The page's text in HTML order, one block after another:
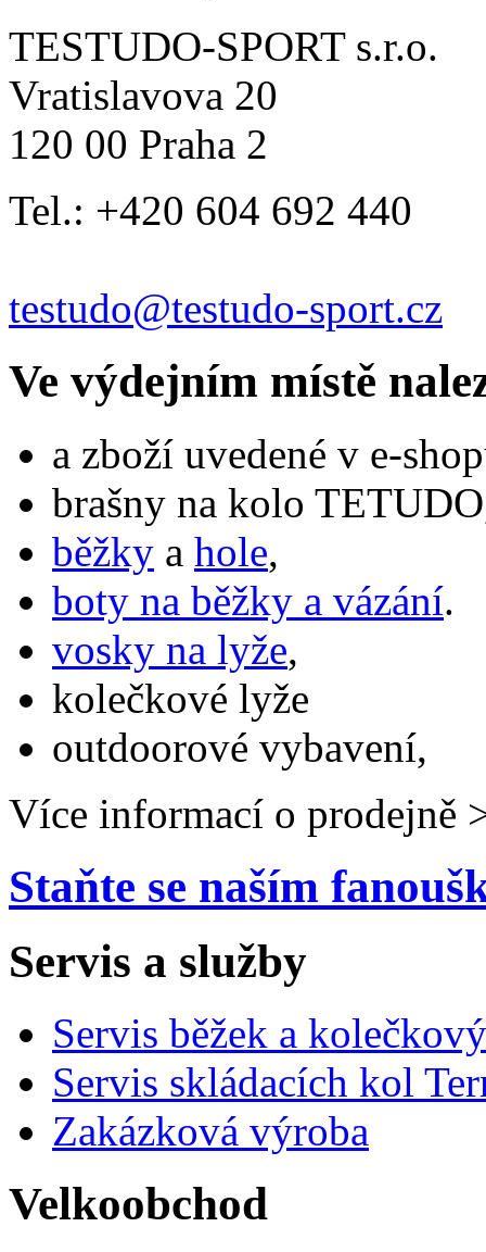
TESTUDO-SPORT s.r.o.
Vratislavova 20
120 00 Praha 2
Tel.: +420 604 692 440
testudo@testudo-sport.cz
Ve výdejním místě
a zboží uvedené v e-
brašny na kolo
běžky a hole,
boty na běžky a vázání.
vosky na lyže,
kolečkové lyže
outdoorové vybavení,
Více informací o prodejně
Staňte se naším
Servis a služby
Servis běžek a
Servis skládacích kol
Zakázková výroba
Velkoobchod